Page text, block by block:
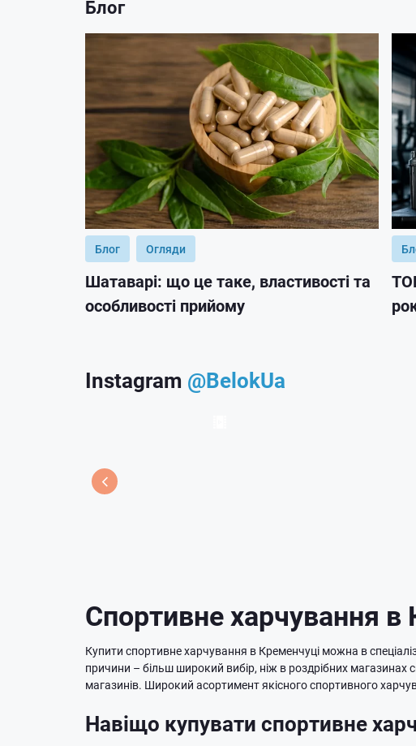
Блог
Блог Огляди
Шатаварі: що це таке, властивості та
особливості прийому
Instagram @BelokUa
Спортивне харчування в
Купити спортивне харчування в Кременчуці можна в
причини – більш широкий вибір, ніж в роздрібних
магазинів. Широкий асортимент якісного спортивного
Навіщо купувати спортивне